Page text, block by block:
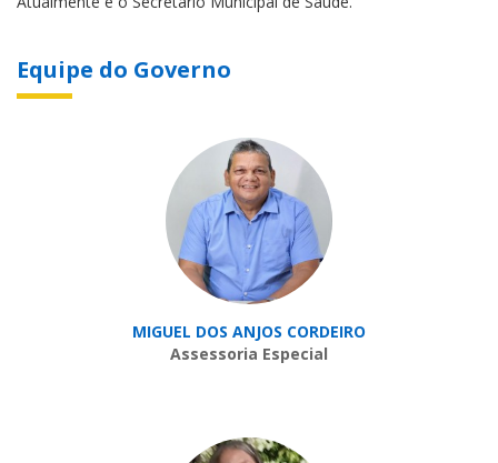
Equipe do Governo
MIGUEL DOS ANJOS CORDEIRO
Assessoria Especial